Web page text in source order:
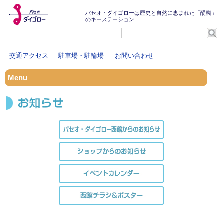
パセオ・ダイゴローは歴史と自然に恵まれた「醍醐」
のキーステーション
交通アクセス 駐車場・駐輪場 お問い合わせ
Menu